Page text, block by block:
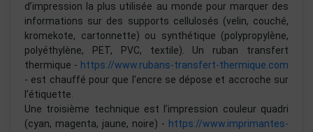
d’impression la plus utilisée au monde pour marquer des
informations sur des supports cellulosés (velin, couché,
kromekote, cartonnette) ou synthétique (polypropylène,
polyéthylène, PET, PVC, textile). Un ruban transfert
thermique - https://www.rubans-transfert-thermique.com
- est chauffé pour que l’encre se dépose et accroche sur
l’étiquette.
Une troisième technique est l’impression couleur quadri
(cyan, magenta, jaune, noire) - https://www.imprimantes-